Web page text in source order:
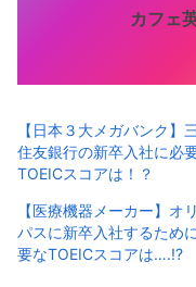
カフェ
【日本３大メガバンク】
住友銀行の新卒入社に必
TOEICスコアは！？
【医療機器メーカー】オ
パスに新卒入社するため
要なTOEICスコアは….!?